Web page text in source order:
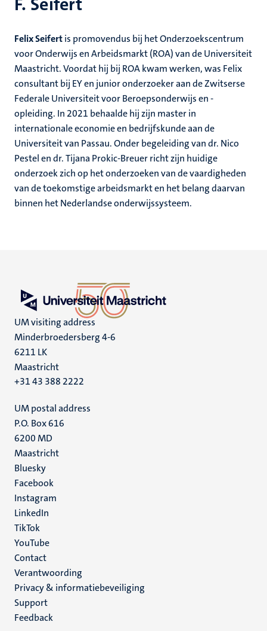
Felix Seifertis promovendus bij het Onderzoekscentrum
voor Onderwijs en Arbeidsmarkt (ROA) van de Universiteit
Maastricht. Voordat hij bij ROA kwam werken, was Felix
consultant bij EY en junior onderzoeker aan de Zwitserse
Federale Universiteit voor Beroepsonderwijs en -
opleiding. In 2021 behaalde hij zijn master in
internationale economie en bedrijfskunde aan de
Universiteit van Passau. Onder begeleiding van dr. Nico
Pestel en dr. Tijana Prokic-Breuer richt zijn huidige
onderzoek zich op het onderzoeken van de vaardigheden
van de toekomstige arbeidsmarkt en het belang daarvan
binnen het Nederlandse onderwijssysteem.
UM visiting address
Minderbroedersberg 4-6
6211 LK
Maastricht
+31 43 388 2222
UM postal address
P.O. Box 616
6200 MD
Maastricht
Social
media
Bluesky
Facebook
Instagram
LinkedIn
TikTok
YouTube
Menu
footer
(NL)
Contact
Verantwoording
Privacy & informatiebeveiliging
Support
Feedback